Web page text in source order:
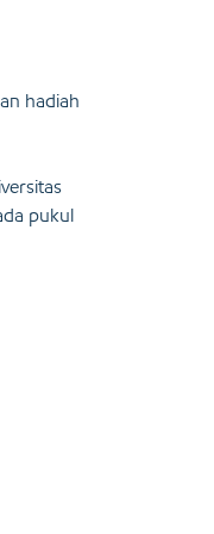
hadiah
pukul